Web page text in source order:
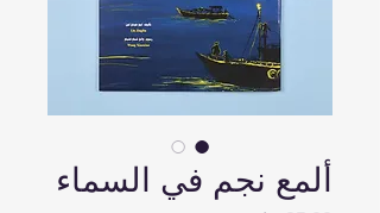
ألمع نجم في السماء